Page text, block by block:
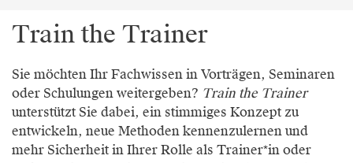
Train the Trainer
Sie möchten Ihr Fachwissen in Vorträgen, Seminaren
oder Schulungen weitergeben? Train the Trainer
unterstützt Sie dabei, ein stimmiges Konzept zu
entwickeln, neue Methoden kennenzulernen und
mehr Sicherheit in Ihrer Rolle als Trainer*in oder